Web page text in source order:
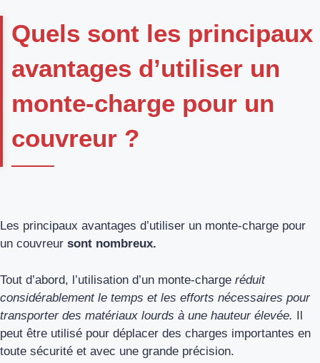
Quels sont les principaux
avantages d’utiliser un
monte-charge pour un
couvreur ?
Les principaux avantages d’utiliser un monte-charge pour
un couvreur sont nombreux.
Tout d’abord, l’utilisation d’un monte-charge réduit
considérablement le temps et les efforts nécessaires pour
transporter des matériaux lourds à une hauteur élevée. Il
peut être utilisé pour déplacer des charges importantes en
toute sécurité et avec une grande précision.